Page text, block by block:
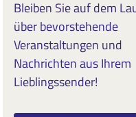
Bleiben Sie auf dem
über bevorstehende
Veranstaltungen und
Nachrichten aus Ihrem
Lieblingssender!